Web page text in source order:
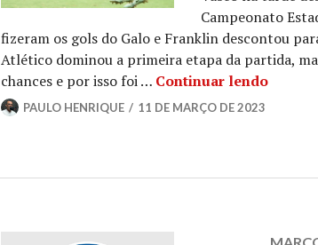
Campeonato
fizeram os gols do Galo e Franklin descontou
Atlético dominou a primeira etapa da partida,
chances e por isso foi … Continuar lendo
PAULO HENRIQUE 11 DE MARÇO DE 2023